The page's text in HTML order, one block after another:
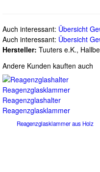
Auch interessant: Übersicht
Auch interessant: Übersicht
Hersteller: Tuuters e.K.,
Andere Kunden kauften auch
Reagenzglashalter
Reagenzglasklammer
Reagenzglasklammer aus Holz